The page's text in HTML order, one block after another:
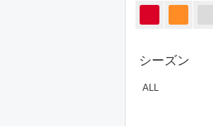
スカート
シーズン
ALL